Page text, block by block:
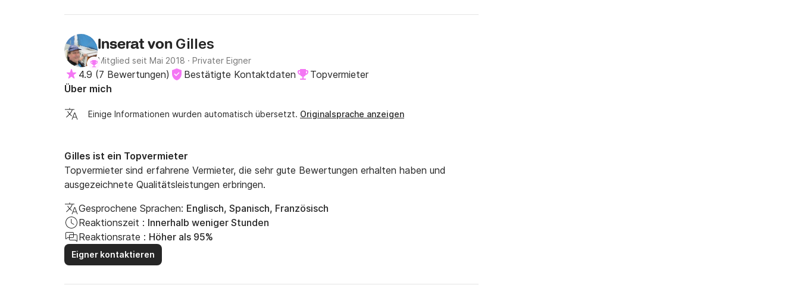
Inserat von Gilles
Mitglied seit Mai 2018 · Privater Eigner
4.9 (7 Bewertungen) Bestätigte Kontaktdaten
Topvermieter
Über mich
Einige Informationen wurden automatisch übersetzt. Originalsprache anzeigen
Gilles ist ein Topvermieter
Topvermieter sind erfahrene Vermieter, die sehr gute Bewertungen erhalten haben und
ausgezeichnete Qualitätsleistungen erbringen.
Gesprochene Sprachen: Englisch, Spanisch, Französisch
Reaktionszeit : Innerhalb weniger Stunden
Reaktionsrate : Höher als 95%
Eigner kontaktieren